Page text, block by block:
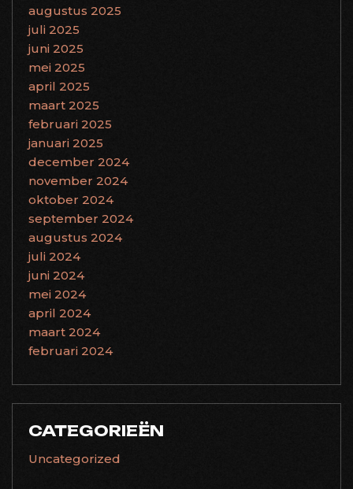
augustus 2025
juli 2025
juni 2025
mei 2025
april 2025
maart 2025
februari 2025
januari 2025
december 2024
november 2024
oktober 2024
september 2024
augustus 2024
juli 2024
juni 2024
mei 2024
april 2024
maart 2024
februari 2024
CATEGORIEËN
Uncategorized